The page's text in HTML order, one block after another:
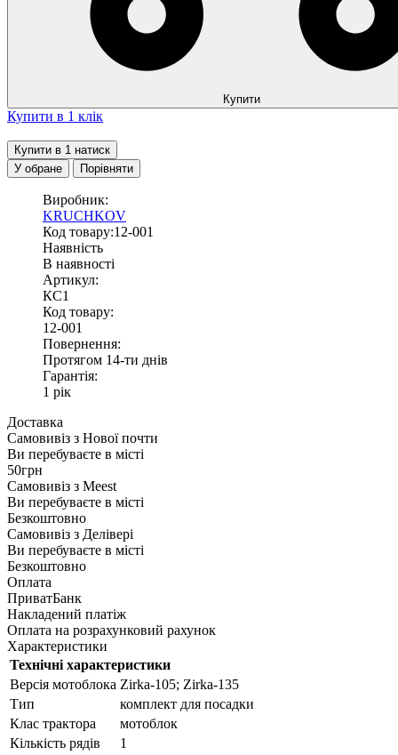
Купити
Купити в 1 клік
Купити в 1 натиск
У обране
Порівняти
Виробник:
KRUCHKOV
Код товару:12-001
Наявність
В наявності
Артикул:
КС1
Код товару:
12-001
Повернення:
Протягом 14-ти днів
Гарантія:
1 рік
Доставка
Самовивіз з Нової почти
Ви перебуваєте в місті
50грн
Самовивіз з Meest
Ви перебуваєте в місті
Безкоштовно
Самовивіз з Делівері
Ви перебуваєте в місті
Безкоштовно
Оплата
ПриватБанк
Накладений платіж
Оплата на розрахунковий рахунок
Характеристики
Технічні характеристики
Версія мотоблока Zirka-105; Zirka-135
Тип
комплект для посадки
Клас трактора
мотоблок
Кількість рядів
1